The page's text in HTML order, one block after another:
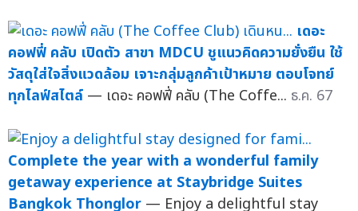
เดอะ
คอฟฟี่ คลับ เปิดตัว สาขา MDCU ชูแนวคิดความยั่งยืน ใช้
วัสดุใส่ใจสิ่งแวดล้อม เจาะกลุ่มลูกค้าเป้าหมาย ตอบโจทย์
ทุกไลฟ์สไตล์ — เดอะ คอฟฟี่ คลับ (The Coffe... ธ.ค. 67
Complete the year with a wonderful family
getaway experience at Staybridge Suites
Bangkok Thonglor — Enjoy a delightful stay